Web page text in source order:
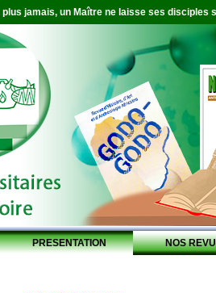
plus jamais, un Maître ne laisse ses disciples
PRESENTATION NOS